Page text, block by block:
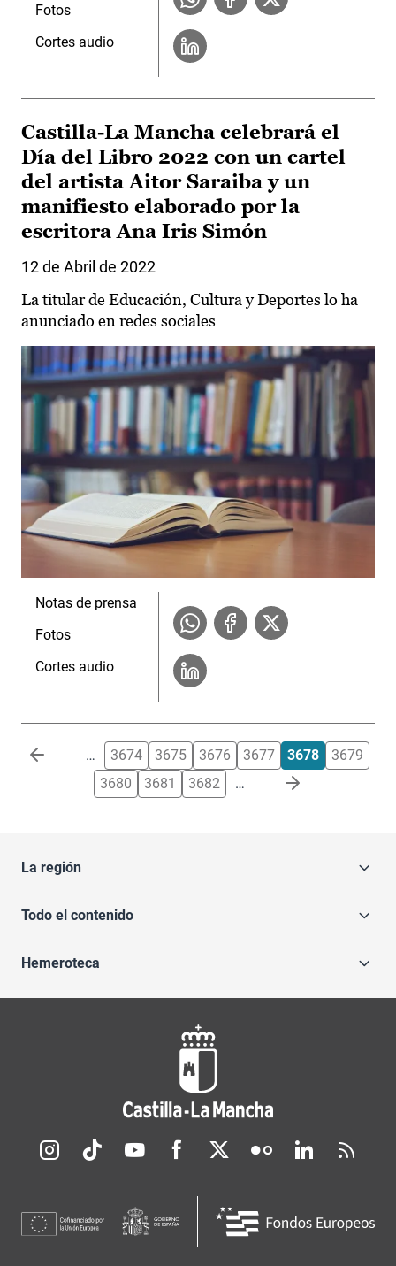
Fotos
Cortes audio
Castilla-La Mancha celebrará el
Día del Libro 2022 con un cartel
del artista Aitor Saraiba y un
manifiesto elaborado por la
escritora Ana Iris Simón
12 de Abril de 2022
La titular de Educación, Cultura y Deportes lo ha
anunciado en redes sociales
Notas de prensa
Fotos
Cortes audio
Paginación … 3674 3675 3676 3677 3678
3679
3680
3681 3682 …
La región
Todo el contenido
Hemeroteca
Redes sociales JCCM